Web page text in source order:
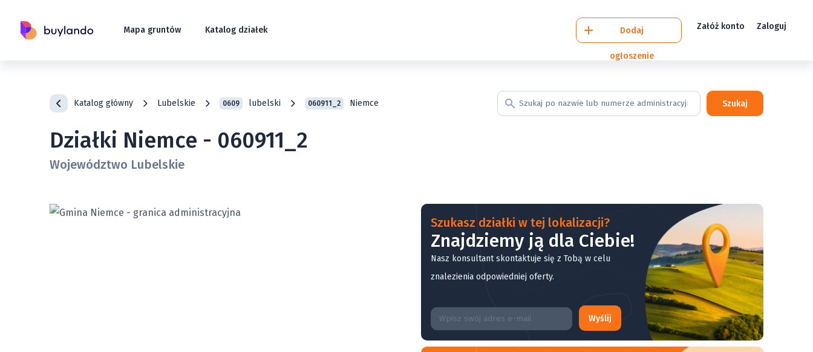
Mapa gruntów Katalog działek Dodaj
ogłoszenie
Załóż konto Zaloguj
Katalog główny Lubelskie 0609 lubelski 060911_2 Niemce Szukaj
Działki Niemce - 060911_2
Województwo Lubelskie
Szukasz działki w tej lokalizacji?
Znajdziemy ją dla Ciebie!
Nasz konsultant skontaktuje się z Tobą w celu
znalezienia odpowiedniej oferty.
Wyślij